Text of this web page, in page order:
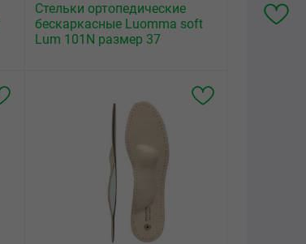
Стельки ортопедические
бескаркасные Luomma soft
Lum 101N размер 37